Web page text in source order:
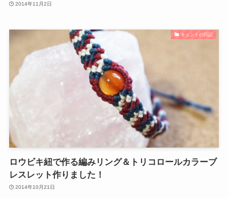
2014年11月2日
キュントの日記
ロウビキ紐で作る編みリング＆トリコロールカラーブ
レスレット作りました！
2014年10月21日